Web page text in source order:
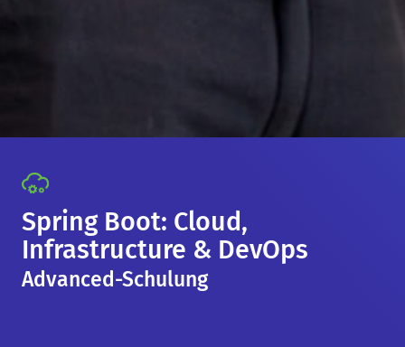
Spring Boot: Cloud,
Infrastructure & DevOps
Advanced-Schulung